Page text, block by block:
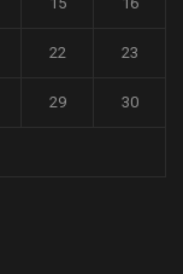
22 23
29 30